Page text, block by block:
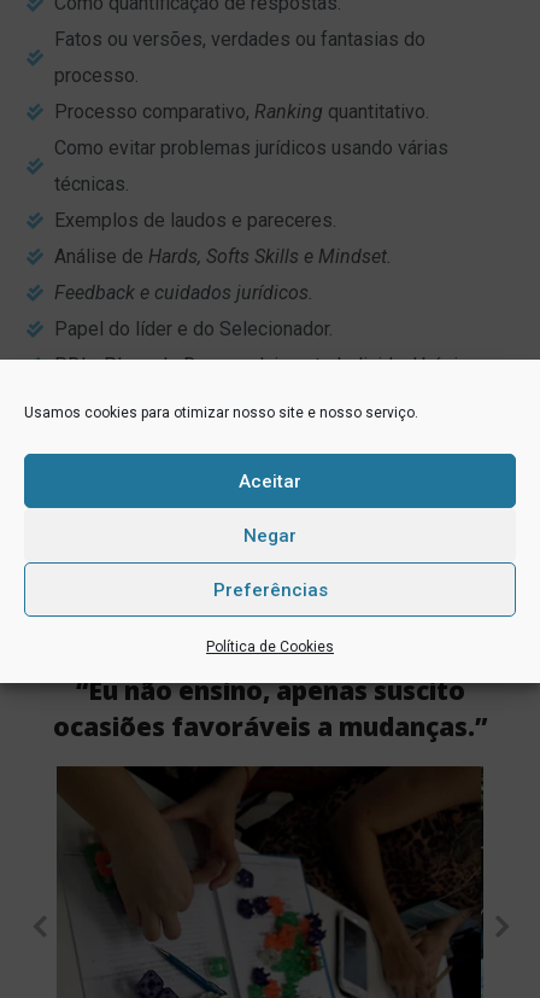
Usamos cookies para otimizar nosso site e nosso serviço.
Aceitar
Negar
Preferências
Política de Cookies
Fatos ou versões, verdades ou fantasias do
processo.
Processo comparativo, Ranking quantitativo.
Como evitar problemas jurídicos usando várias
técnicas.
Exemplos de laudos e pareceres.
Análise de Hards, Softs Skills e Mindset.
Feedback e cuidados jurídicos.
Papel do líder e do Selecionador.
PDI - Plano de Desenvolvimento Individual básico.
Definido de acordo com a necessidade da empresa.
Vamos conversar?
“Eu não ensino, apenas suscito
ocasiões favoráveis a mudanças.”